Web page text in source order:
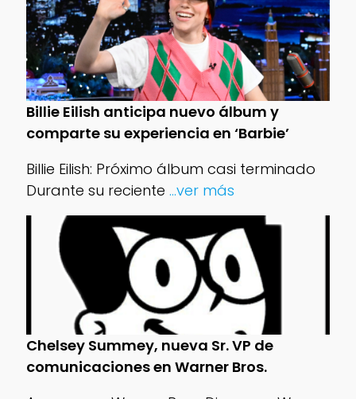
Billie Eilish anticipa nuevo álbum y
comparte su experiencia en ‘Barbie’
Billie Eilish: Próximo álbum casi terminado
Durante su reciente ...ver más
Chelsey Summey, nueva Sr. VP de
comunicaciones en Warner Bros.